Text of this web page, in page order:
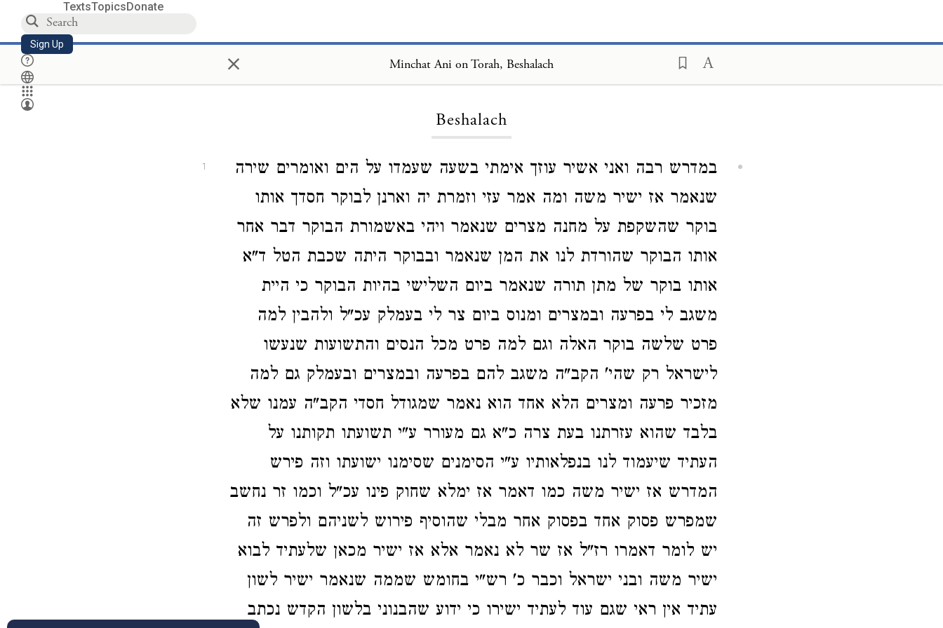
TextsTopicsDonate
Sign Up × Minchat Ani on Torah, Beshalach
Beshalach
1
במדרש רבה ואני אשיר עוזך אימתי בשעה שעמדו על הים ואומרים שירה
שנאמר אז ישיר משה ומה אמר עזי וזמרת יה וארנן לבוקר חסדך אותו
בוקר שהשקפת על מחנה מצרים שנאמר ויהי באשמורת הבוקר דבר אחר
אותו הבוקר שהורדת לנו את המן שנאמר ובבוקר היתה שכבת הטל ד"א
אותו בוקר של מתן תורה שנאמר ביום השלישי בהיות הבוקר כי היית
משגב לי בפרעה ובמצרים ומנוס ביום צר לי בעמלק עכ"ל ולהבין למה
פרט שלשה בוקר האלה וגם למה פרט מכל הנסים והתשועות שנעשו
לישראל רק שהי' הקב"ה משגב להם בפרעה ובמצרים ובעמלק גם למה
מזכיר פרעה ומצרים הלא אחד הוא נאמר שמגודל חסדי הקב"ה עמנו שלא
בלבד שהוא עזרתנו בעת צרה כ"א גם מעורר ע"י תשועתו תקותנו על
העתיד שיעמוד לנו בנפלאותיו ע"י הסימנים שסימנו ישועתו וזה פירש
המדרש אז ישיר משה כמו דאמר אז ימלא שחוק פינו עכ"ל וכמו זר נחשב
שמפרש פסוק אחד בפסוק אחר מבלי שהוסיף פירוש לשניהם ולפרש זה
יש לומר דאמרו רז"ל אז שר לא נאמר אלא אז ישיר מכאן שלעתיד לבוא
ישיר משה ובני ישראל וכבר כ' רש"י בחומש שממה שנאמר ישיר לשון
עתיד אין ראי שגם עוד לעתיד ישירו כי ידוע שהבנוני בלשון הקדש נכתב